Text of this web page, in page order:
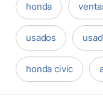
honda
usados
honda civic